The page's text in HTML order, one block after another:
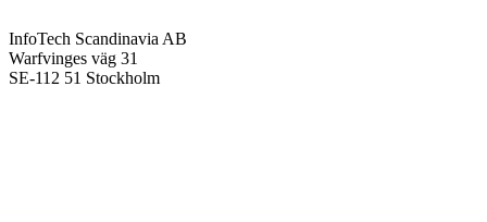
InfoTech Scandinavia AB
Warfvinges väg 31
SE-112 51 Stockholm